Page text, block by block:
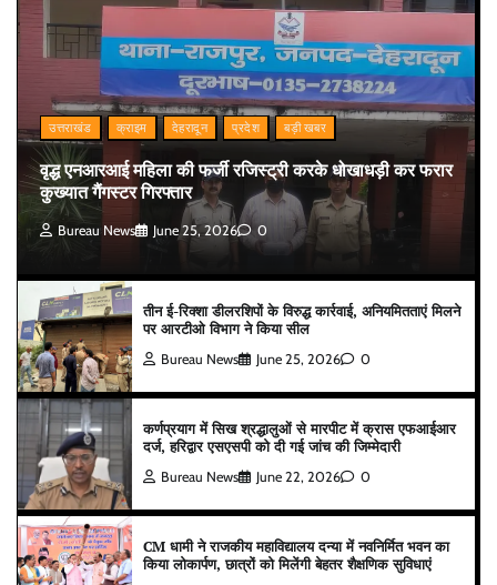
उत्तराखंड क्राइम देहरादून प्रदेश बड़ी खबर
वृद्ध एनआरआई महिला की फर्जी रजिस्ट्री करके धोखाधड़ी कर फरार
कुख्यात गैंगस्टर गिरफ्तार
Bureau News June 25, 2026 0
तीन ई-रिक्शा डीलरशिपों के विरुद्ध कार्रवाई, अनियमितताएं मिलने
पर आरटीओ विभाग ने किया सील
Bureau News June 25, 2026 0
कर्णप्रयाग में सिख श्रद्धालुओं से मारपीट में क्रास एफआईआर
दर्ज, हरिद्वार एसएसपी को दी गई जांच की जिम्मेदारी
Bureau News June 22, 2026 0
CM धामी ने राजकीय महाविद्यालय दन्या में नवनिर्मित भवन का
किया लोकार्पण, छात्रों को मिलेंगी बेहतर शैक्षणिक सुविधाएं